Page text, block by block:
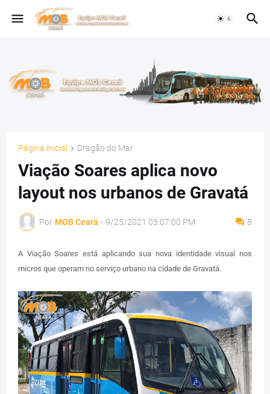
Página inicial Dragão do Mar
Viação Soares aplica novo
layout nos urbanos de Gravatá
Por MOB Ceará - 9/25/2021 03:07:00 PM 8
A Viação Soares está aplicando sua nova identidade visual nos
micros que operam no serviço urbano na cidade de Gravatá.